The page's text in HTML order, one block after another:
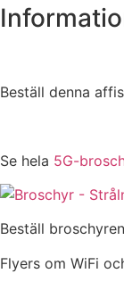
Beställ denna
Se hela 5G-
Beställ
Flyers om WiFi